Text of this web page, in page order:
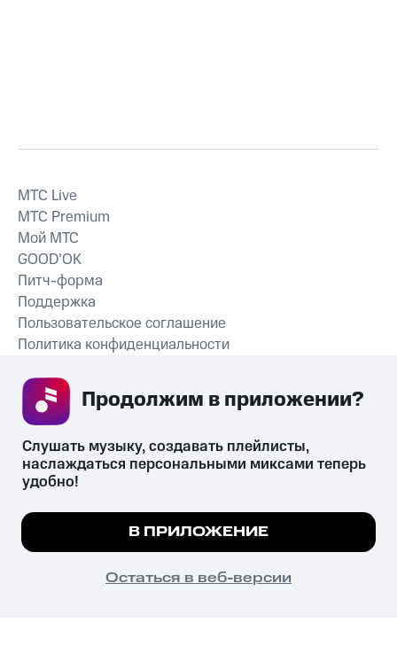
СКАЧАТЬ ПРИЛОЖЕНИЕ
MTС Live
MTС Premium
Мой МТС
GOOD’OK
Питч-форма
Поддержка
Пользовательское соглашение
Политика конфиденциальности
психотропных веществ, их аналогов причиняет вред здоровью,
их незаконный оборот запрещён и влечёт установленную
законодательством ответственность.
© 2026 ООО «КИОН».
Все права защищены
Мы используем куки, чтобы на сайте все
Подробнее
ПОНЯТНО
Слушать музыку, создавать плейлисты,
наслаждаться персональными миксами теперь
удобно!
В ПРИЛОЖЕНИЕ
Остаться в веб-версии